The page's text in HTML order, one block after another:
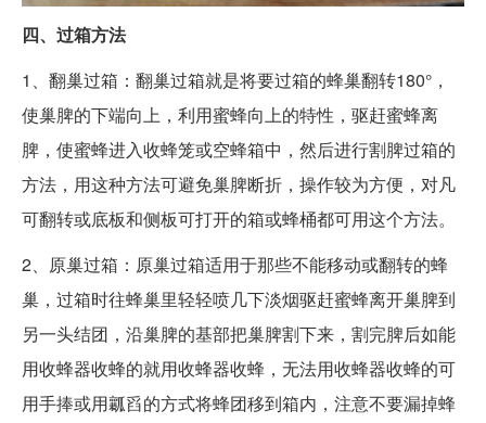
四、过箱方法
1、翻巢过箱：翻巢过箱就是将要过箱的蜂巢翻转180°，
使巢脾的下端向上，利用蜜蜂向上的特性，驱赶蜜蜂离
脾，使蜜蜂进入收蜂笼或空蜂箱中，然后进行割脾过箱的
方法，用这种方法可避免巢脾断折，操作较为方便，对凡
可翻转或底板和侧板可打开的箱或蜂桶都可用这个方法。
2、原巢过箱：原巢过箱适用于那些不能移动或翻转的蜂
巢，过箱时往蜂巢里轻轻喷几下淡烟驱赶蜜蜂离开巢脾到
另一头结团，沿巢脾的基部把巢脾割下来，割完脾后如能
用收蜂器收蜂的就用收蜂器收蜂，无法用收蜂器收蜂的可
用手捧或用瓤舀的方式将蜂团移到箱内，注意不要漏掉蜂